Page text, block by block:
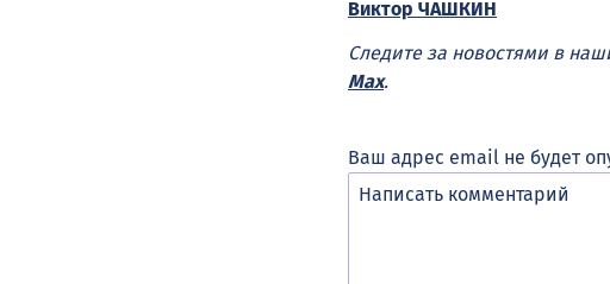
Виктор ЧАШКИН
Следите за новостями в
Max.
Ваш адрес email не будет